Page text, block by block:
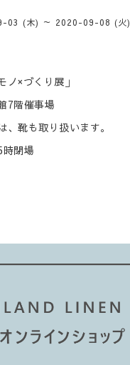
03 (木) ～ 2020-09-08 (火)
ノ×づくり展」
階催事場
靴も取り扱います。
閉場